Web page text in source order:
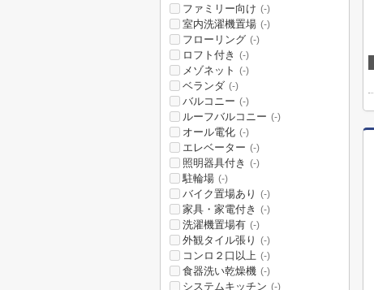
ファミリー向け (-)
室内洗濯機置場 (-)
フローリング (-)
ロフト付き (-)
メゾネット (-)
ベランダ (-)
バルコニー (-)
ルーフバルコニー (-)
オール電化 (-)
エレベーター (-)
照明器具付き (-)
駐輪場 (-)
バイク置場あり (-)
家具・家電付き (-)
洗濯機置場有 (-)
外観タイル張り (-)
コンロ２口以上 (-)
食器洗い乾燥機 (-)
システムキッチン (-)